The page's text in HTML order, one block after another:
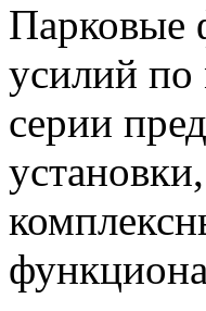
Парковые
усилий
серии